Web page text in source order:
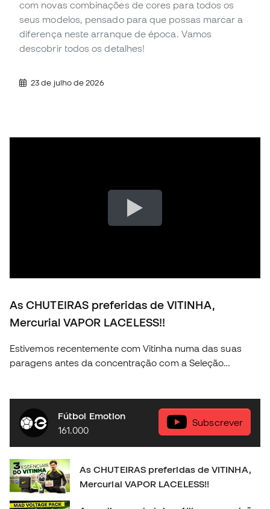
com novas combinações de cores para todos os
seus modelos, pensado para que possas marcar a
diferença neste arranque de época. Vamos
descobrir todos os detalhes!
23 de julho de 2026
As CHUTEIRAS preferidas de VITINHA,
Mercurial VAPOR LACELESS!!
Estivemos recentemente com Vitinha numa das suas
paragens antes da concentração com a Seleção
seleção. Descobre a nova coleção Nike Football na tua
loja Fútbol Emotion mas perto de ti, ou então na nossa
loja online em 🛒 https://www.futbolemotion.com/pt
#nikefootball #nikemercurial #vitinha
Fútbol Emotion
161.000
Subscrever
As CHUTEIRAS preferidas de VITINHA,
Mercurial VAPOR LACELESS!!